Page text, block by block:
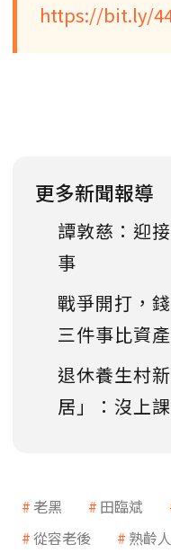
https://bit.ly/
更多新聞報導
譚敦慈：迎
事
戰爭開打，
三件事比資
退休養生村
居」：沒上
老黑 田臨斌
從容老後
熟齡